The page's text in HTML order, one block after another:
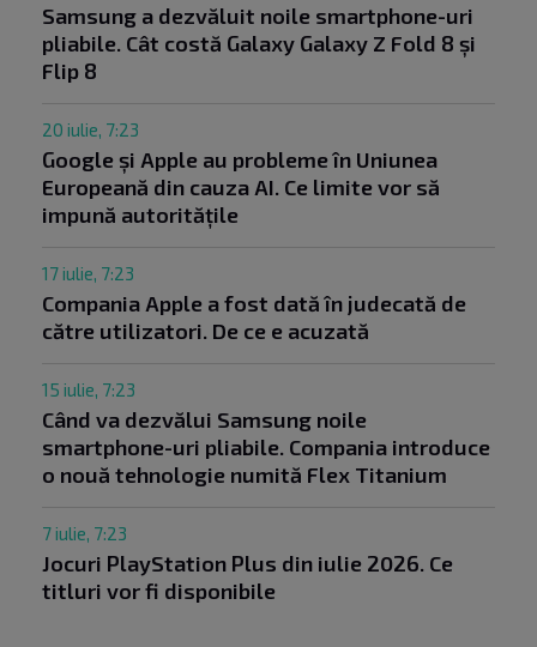
Samsung a dezvăluit noile smartphone-uri
pliabile. Cât costă Galaxy Galaxy Z Fold 8 și
Flip 8
20 iulie, 7:23
Google și Apple au probleme în Uniunea
Europeană din cauza AI. Ce limite vor să
impună autoritățile
17 iulie, 7:23
Compania Apple a fost dată în judecată de
către utilizatori. De ce e acuzată
15 iulie, 7:23
Când va dezvălui Samsung noile
smartphone-uri pliabile. Compania introduce
o nouă tehnologie numită Flex Titanium
7 iulie, 7:23
Jocuri PlayStation Plus din iulie 2026. Ce
titluri vor fi disponibile